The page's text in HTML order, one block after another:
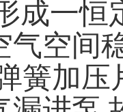
成一恒
气空间
簧加压